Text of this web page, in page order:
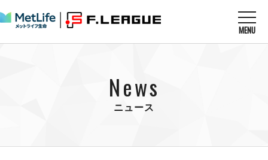
MENU
U-23選抜
MATCHESNews
ニュース